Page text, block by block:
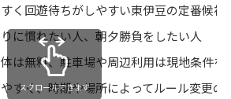
く回遊待ちがしやすい東伊豆の定番候補
に慣れたい人、朝夕勝負をしたい人
は無料、駐車場や周辺利用は現地条件を
すく、時期や場所によってルール変更の
スクロールできます